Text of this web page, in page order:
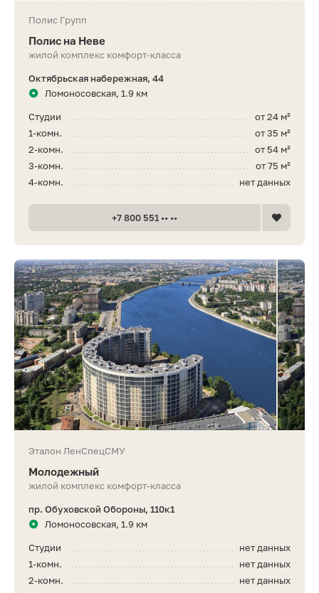
Полис Групп
Полис на Неве
жилой комплекс комфорт-класса
Октябрьская набережная, 44
Ломоносовская, 1.9 км
от 24 м²
Студии
от 35 м²
1-комн.
от 54 м²
2-комн.
от 75 м²
3-комн.
нет данных
4-комн.
+7 800 551 •• ••
Эталон ЛенСпецСМУ
Молодежный
жилой комплекс комфорт-класса
пр. Обуховской Обороны, 110к1
Ломоносовская, 1.9 км
нет данных
Студии
нет данных
1-комн.
нет данных
2-комн.